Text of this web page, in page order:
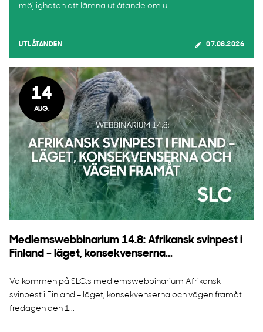
möjligheten att lämna utlåtande om u...
UTLÅTANDEN 07.08.2026
14
AUG.
Medlemswebbinarium 14.8: Afrikansk svinpest i
Finland – läget, konsekvenserna...
Välkommen på SLC:s medlemswebbinarium Afrikansk
svinpest i Finland – läget, konsekvenserna och vägen framåt
fredagen den 1...